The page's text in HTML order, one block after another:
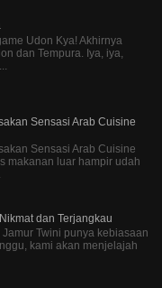
Udon Kya! Akhirnya
dan Tempura. Iya, iya,
Sensasi Arab Cuisine
Sensasi Arab Cuisine
makanan luar hampir udah
dan Terjangkau
Twini punya kebiasaan
kami akan menjelajah